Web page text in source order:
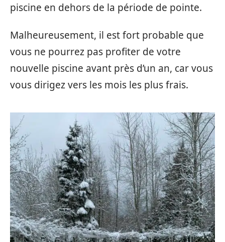
piscine en dehors de la période de pointe.
Malheureusement, il est fort probable que
vous ne pourrez pas profiter de votre
nouvelle piscine avant près d’un an, car vous
vous dirigez vers les mois les plus frais.